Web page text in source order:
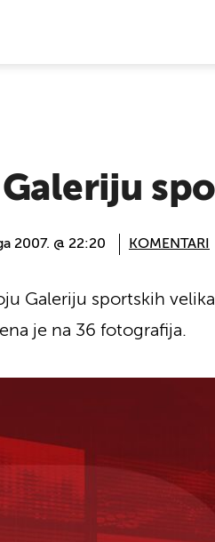
2007. @ 22:20 KOMENTARI
Galeriju sportskih
je na 36 fotografija.